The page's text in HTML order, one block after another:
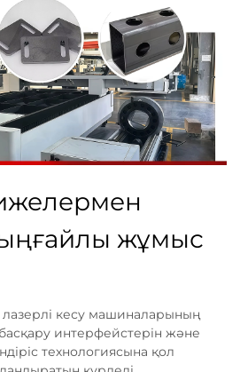
жұмыс
лазерлі кесу машиналарының
интерфейстерін және
технологиясына қол